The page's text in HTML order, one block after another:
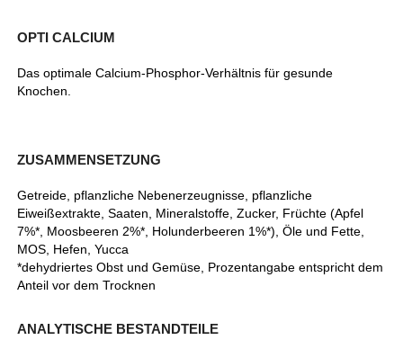
OPTI CALCIUM
Das optimale Calcium-Phosphor-Verhältnis für gesunde
Knochen.
ZUSAMMENSETZUNG
Getreide, pflanzliche Nebenerzeugnisse, pflanzliche
Eiweißextrakte, Saaten, Mineralstoffe, Zucker, Früchte (Apfel
7%*, Moosbeeren 2%*, Holunderbeeren 1%*), Öle und Fette,
MOS, Hefen, Yucca
*dehydriertes Obst und Gemüse, Prozentangabe entspricht dem
Anteil vor dem Trocknen
ANALYTISCHE BESTANDTEILE